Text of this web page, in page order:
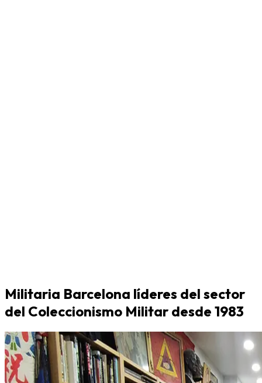
Militaria Barcelona líderes del sector
del Coleccionismo Militar desde 1983